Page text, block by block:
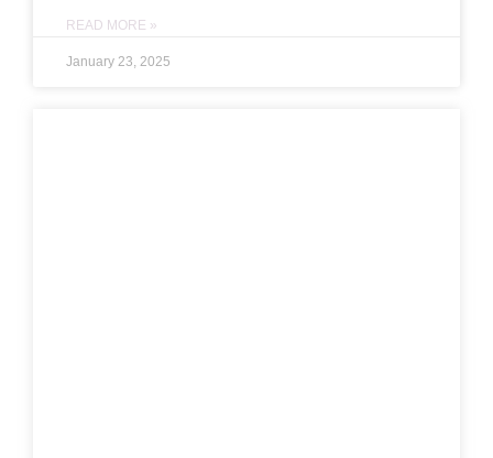
READ MORE »
January 23, 2025